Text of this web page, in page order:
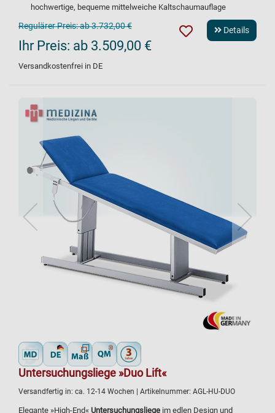
hochwertige, bequeme mittelweiche Kaltschaumauflage
Regulärer Preis:ab 3.732,00 €
Ihr Preis: ab 3.509,00 €
Versandkostenfrei in DE
Details
Untersuchungsliege »Duo Lift«
Versandfertig in: ca. 12-14 Wochen | Artikelnummer: AGL-HU-DUO
Elegante »High-End« Untersuchungsliege im edlen Design und